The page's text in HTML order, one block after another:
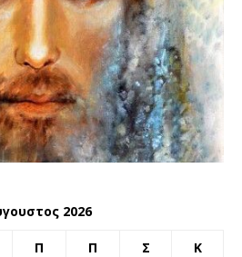
2026
Π Π Σ Κ